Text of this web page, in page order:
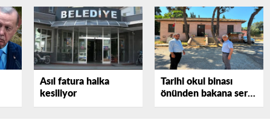
Asıl fatura halka
kesiliyor
Tarihi okul binası
önünden bakana sert
tepki gösterdi!